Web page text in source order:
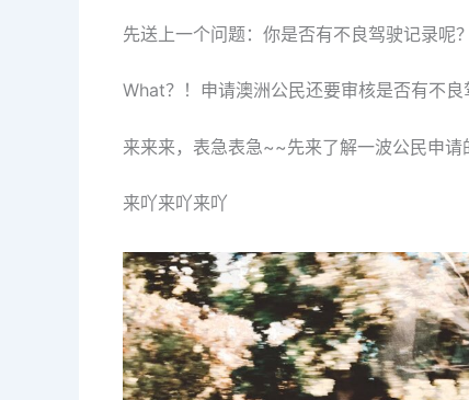
先送上一个问题：你是否有不良驾驶记录呢？
What？！申请澳洲公民还要审核是否有不良
来来来，表急表急~~先来了解一波公民申请
来吖来吖来吖